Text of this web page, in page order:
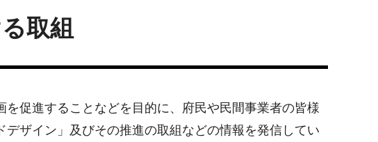
取組
促進することなどを目的に、府民や民間事業者の皆様
ザイン」及びその推進の取組などの情報を発信してい